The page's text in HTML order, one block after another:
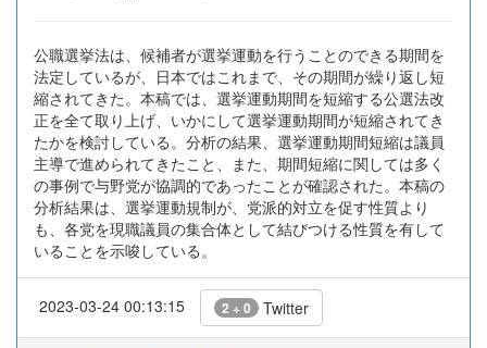
公職選挙法は、候補者が選挙運動を行うことのできる期間を
法定しているが、日本ではこれまで、その期間が繰り返し短
縮されてきた。本稿では、選挙運動期間を短縮する公選法改
正を全て取り上げ、いかにして選挙運動期間が短縮されてき
たかを検討している。分析の結果、選挙運動期間短縮は議員
主導で進められてきたこと、また、期間短縮に関しては多く
の事例で与野党が協調的であったことが確認された。本稿の
分析結果は、選挙運動規制が、党派的対立を促す性質より
も、各党を現職議員の集合体として結びつける性質を有して
いることを示唆している。
2023-03-24 00:13:15 2 + 0 Twitter